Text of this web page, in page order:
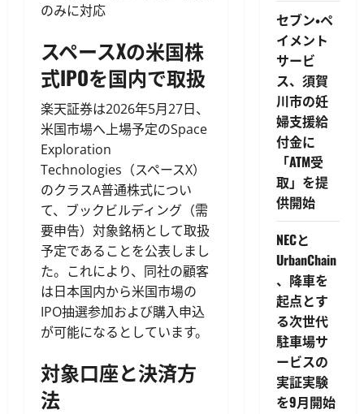
のみに対応
スペースXの米国株
式IPOを国内で取扱
楽天証券は2026年5月27日、
米国市場へ上場予定のSpace
Exploration
Technologies（スペースX）
のクラスA普通株式につい
て、ブックビルディング（需
要申告）対象銘柄として取扱
予定であることを公表しまし
た。これにより、同社の顧客
は日本国内から米国市場の
IPO抽選参加および購入申込
が可能になるとしています。
対象口座と決済方
法
セブン・ペ
イメント
サービ
ス、須賀
川市の妊
婦支援給
付金に
「ATM受
取」を提
供開始
NECと
UrbanChain
、降車を
起点とす
る次世代
駐車場サ
ービスの
実証実験
を9月開始